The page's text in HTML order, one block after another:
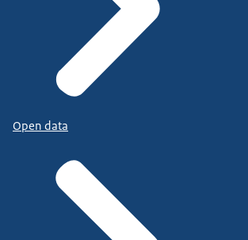
Open data